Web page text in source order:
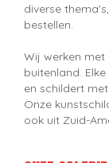
diverse
bestellen.
Wij werken met
buitenland.
en schildert
Onze
ook uit Zuid-